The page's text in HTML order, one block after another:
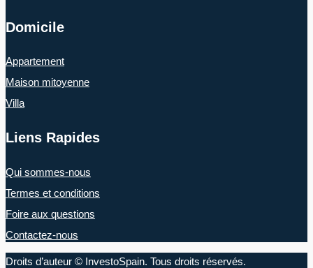
Domicile
Appartement
Maison mitoyenne
Villa
Liens Rapides
Qui sommes-nous
Termes et conditions
Foire aux questions
Contactez-nous
Droits d’auteur © InvestoSpain. Tous droits réservés.